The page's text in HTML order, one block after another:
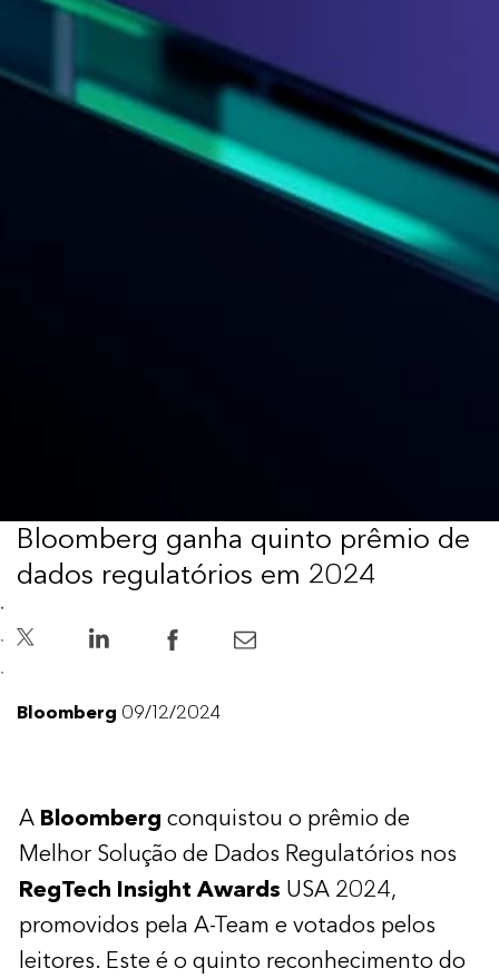
Bloomberg ganha quinto prêmio de
dados regulatórios em 2024
Bloomberg 09/12/2024
A Bloomberg conquistou o prêmio de
Melhor Solução de Dados Regulatórios nos
RegTech Insight Awards USA 2024,
promovidos pela A-Team e votados pelos
leitores. Este é o quinto reconhecimento do